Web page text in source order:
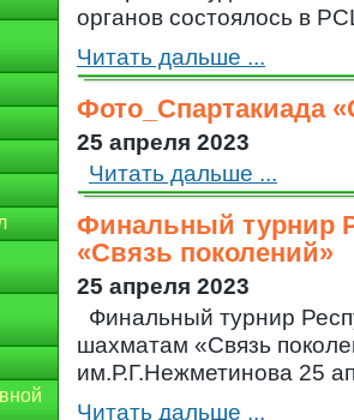
органов состоялось в
Читать дальше ...
Фото_Спартакиада
25 апреля 2023
Читать дальше ...
Финальный турнир
«Связь поколений»
25 апреля 2023
Финальный турнир
шахматам «Связь
им.Р.Г.Нежметинова 25
Читать дальше ...